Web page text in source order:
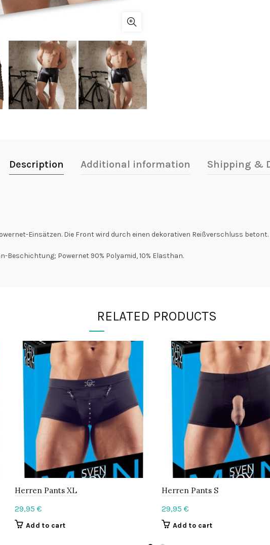
Description Additional information Shipping &
Einsätzen. Die Front wird durch einen dekorativen Reißverschluss betont.
Beschichtung; Powernet 90% Polyamid, 10% Elasthan.
RELATED PRODUCTS
Herren Pants XL
29,95 €
Add to cart
Herren Pants S
29,95 €
Add to cart